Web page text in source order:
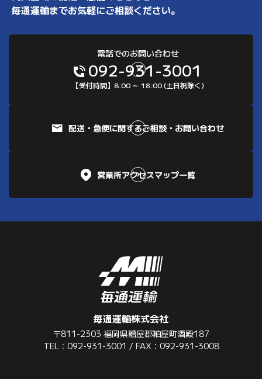
毎通運輸までお気軽にご相談ください。
電話でのお問い合わせ
092-931-3001
【受付時間】8:00 ～ 18:00 (土日祝除く)
配送・急便に関するご相談・お問い合わせ
営業所アクセスマップ一覧
毎通運輸株式会社
〒811-2303 福岡県糟屋郡粕屋町酒殿187
TEL：092-931-3001 / FAX：092-931-3008